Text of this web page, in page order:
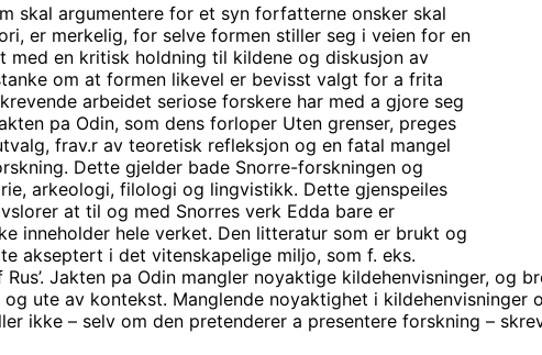
skal argumentere for et syn forfatterne onsker skal
er merkelig, for selve formen stiller seg i veien for en
med en kritisk holdning til kildene og diskusjon av
om at formen likevel er bevisst valgt for a frita
arbeidet seriose forskere har med a gjore seg
pa Odin, som dens forloper Uten grenser, preges
frav.r av teoretisk refleksjon og en fatal mangel
Dette gjelder bade Snorre-forskningen og
arkeologi, filologi og lingvistikk. Dette gjenspeiles
at til og med Snorres verk Edda bare er
inneholder hele verket. Den litteratur som er brukt og
akseptert i det vitenskapelige miljo, som f. eks.
Jakten pa Odin mangler noyaktige kildehenvisninger, og
ute av kontekst. Manglende noyaktighet i
ikke – selv om den pretenderer a presentere forskning –